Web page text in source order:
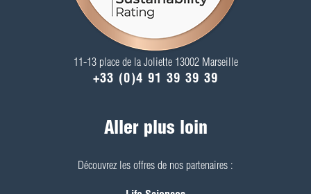
11-13 place de la Joliette 13002 Marseille
+33 (0)4 91 39 39 39
Aller plus loin
Découvrez les offres de nos partenaires :